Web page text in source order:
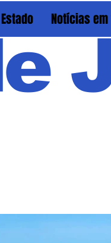
Estado Notícias em